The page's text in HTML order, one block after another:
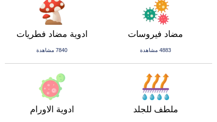
ادوية مضاد فطريات
7840 مشاهدة
مضاد فيروسات
4883 مشاهدة
ادوية الاورام ملطف للجلد